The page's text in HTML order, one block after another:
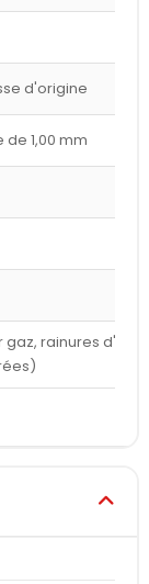
d'origine
1,00 mm
gaz, rainures